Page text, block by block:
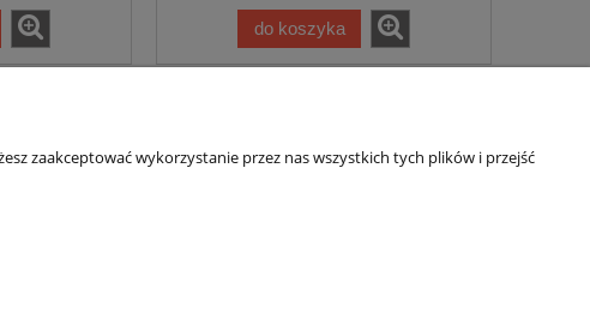
do koszyka
zaakceptować wykorzystanie przez nas wszystkich tych plików i przejść